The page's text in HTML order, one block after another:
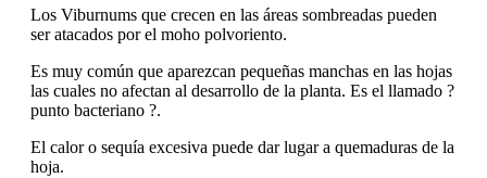
Los Viburnums que crecen en las áreas sombreadas pueden
ser atacados por el moho polvoriento.
Es muy común que aparezcan pequeñas manchas en las hojas
las cuales no afectan al desarrollo de la planta. Es el llamado ?
punto bacteriano ?.
El calor o sequía excesiva puede dar lugar a quemaduras de la
hoja.